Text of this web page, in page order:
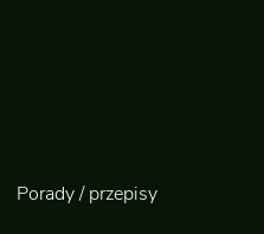
Porady / przepisy